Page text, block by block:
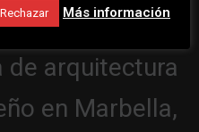
Rechazar Más información